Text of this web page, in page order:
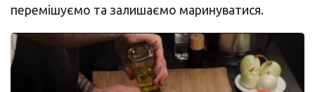
перемішуємо та залишаємо маринуватися.